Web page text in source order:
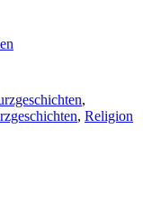
,
, Religion